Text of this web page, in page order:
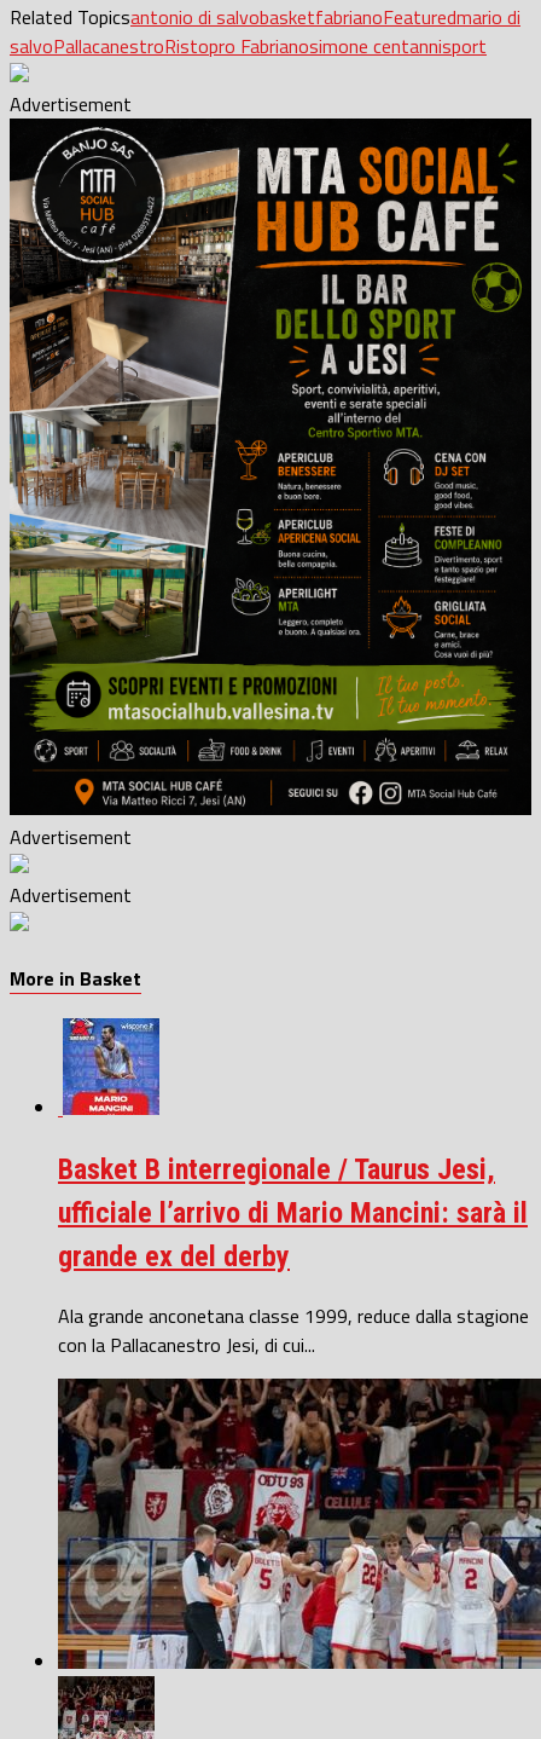
Related Topicsantonio di salvobasketfabrianoFeaturedmario di
salvoPallacanestroRistopro Fabrianosimone centannisport
Advertisement
Advertisement
Advertisement
More in Basket
Basket B interregionale / Taurus Jesi,
ufficiale l’arrivo di Mario Mancini: sarà il
grande ex del derby
Ala grande anconetana classe 1999, reduce dalla stagione
con la Pallacanestro Jesi, di cui...